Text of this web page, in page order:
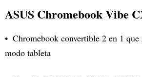
ASUS Chromebook Vibe
Chromebook convertible 2 en 1 que
modo tableta